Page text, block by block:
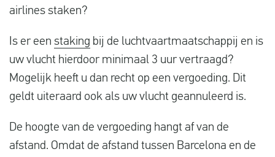
airlines staken?
Is er een staking bij de luchtvaartmaatschappij en is
uw vlucht hierdoor minimaal 3 uur vertraagd?
Mogelijk heeft u dan recht op een vergoeding. Dit
geldt uiteraard ook als uw vlucht geannuleerd is.
De hoogte van de vergoeding hangt af van de
afstand. Omdat de afstand tussen Barcelona en de